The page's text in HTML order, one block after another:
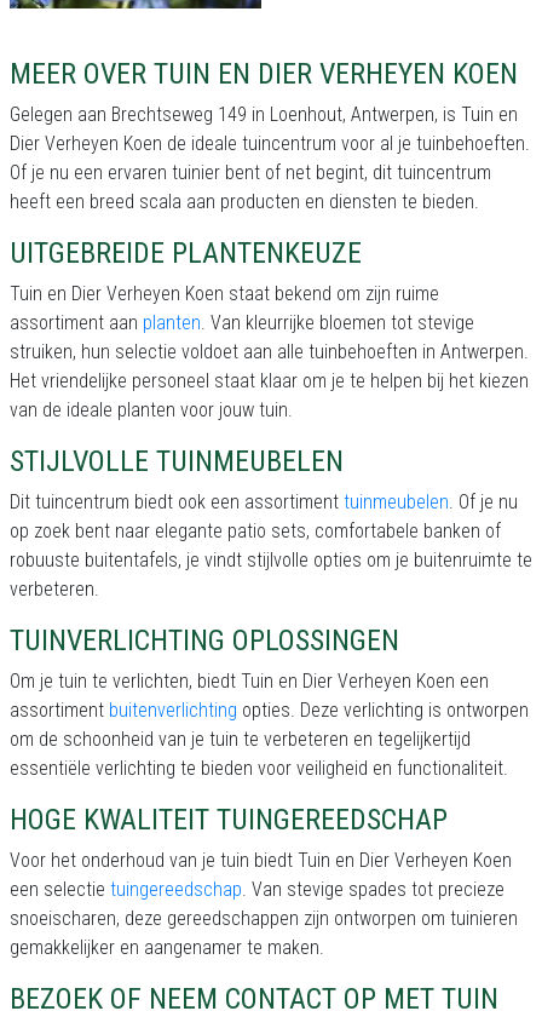
MEER OVER TUIN EN DIER VERHEYEN KOEN
Gelegen aan Brechtseweg 149 in Loenhout, Antwerpen, is Tuin en
Dier Verheyen Koen de ideale tuincentrum voor al je tuinbehoeften.
Of je nu een ervaren tuinier bent of net begint, dit tuincentrum
heeft een breed scala aan producten en diensten te bieden.
UITGEBREIDE PLANTENKEUZE
Tuin en Dier Verheyen Koen staat bekend om zijn ruime
assortiment aan planten. Van kleurrijke bloemen tot stevige
struiken, hun selectie voldoet aan alle tuinbehoeften in Antwerpen.
Het vriendelijke personeel staat klaar om je te helpen bij het kiezen
van de ideale planten voor jouw tuin.
STIJLVOLLE TUINMEUBELEN
Dit tuincentrum biedt ook een assortiment tuinmeubelen. Of je nu
op zoek bent naar elegante patio sets, comfortabele banken of
robuuste buitentafels, je vindt stijlvolle opties om je buitenruimte te
verbeteren.
TUINVERLICHTING OPLOSSINGEN
Om je tuin te verlichten, biedt Tuin en Dier Verheyen Koen een
assortiment buitenverlichting opties. Deze verlichting is ontworpen
om de schoonheid van je tuin te verbeteren en tegelijkertijd
essentiële verlichting te bieden voor veiligheid en functionaliteit.
HOGE KWALITEIT TUINGEREEDSCHAP
Voor het onderhoud van je tuin biedt Tuin en Dier Verheyen Koen
een selectie tuingereedschap. Van stevige spades tot precieze
snoeischaren, deze gereedschappen zijn ontworpen om tuinieren
gemakkelijker en aangenamer te maken.
BEZOEK OF NEEM CONTACT OP MET TUIN